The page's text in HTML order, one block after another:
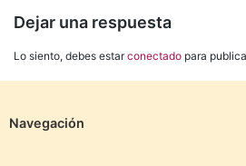
Dejar una respuesta
Lo siento, debes estarconectado para
Navegación